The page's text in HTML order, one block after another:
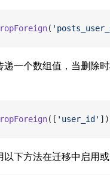
(
递一个数组值，当删除
([ 'user_id'
下方法在迁移中启用